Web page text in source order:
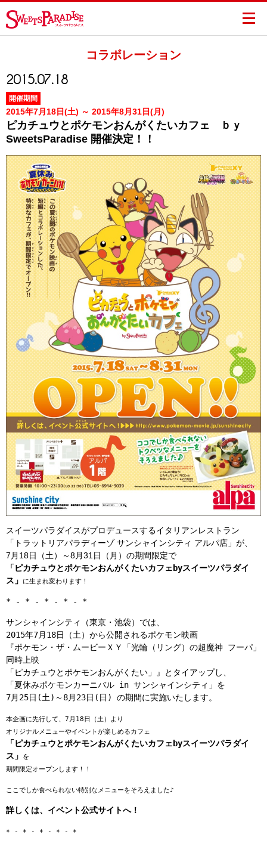
コラボレーション
2015.07.18
開催期間
2015年7月18日(土) ～ 2015年8月31日(月)
ピカチュウとポケモンおんがくたいカフェ ｂｙ
SweetsParadise 開催決定！！
スイーツパラダイスがプロデュースするイタリアンレストラン
「トラットリアパラディーゾ サンシャインシティ アルパ店」が、
7月18日（土）～8月31日（月）の期間限定で
「ピカチュウとポケモンおんがくたいカフェbyスイーツパラダイ
ス」 に生まれ変わります！
* - * - * - * - *
サンシャインシティ（東京・池袋）では、
2015年7月18日（土）から公開されるポケモン映画
『ポケモン・ザ・ムービーＸＹ「光輪（リング）の超魔神 フーパ」
同時上映
「ピカチュウとポケモンおんがくたい」』とタイアップし、
「夏休みポケモンカーニバル in サンシャインシティ」を
7月25日(土)～8月23日(日) の期間に実施いたします。
本企画に先行して、7月18日（土）より
オリジナルメニューやイベントが楽しめるカフェ
「ピカチュウとポケモンおんがくたいカフェbyスイーツパラダイ
ス」 を
期間限定オープンします！！
ここでしか食べられない特別なメニューをそろえました♪
詳しくは、イベント公式サイトへ！
* - * - * - * - *